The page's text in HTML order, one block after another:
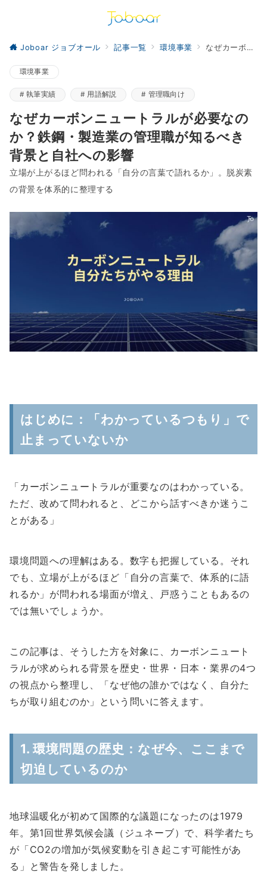
Joboar ジョブオール 記事一覧 環境事業 なぜカーボンニュートラルが必要なのか？鉄鋼・製造業の管理職が知るべき背景と自社への影響
環境事業
執筆実績 用語解説 管理職向け
なぜカーボンニュートラルが必要なの
か？鉄鋼・製造業の管理職が知るべき
背景と自社への影響
立場が上がるほど問われる「自分の言葉で語れるか」。脱炭素
の背景を体系的に整理する
はじめに：「わかっているつもり」で
止まっていないか
「カーボンニュートラルが重要なのはわかっている。
ただ、改めて問われると、どこから話すべきか迷うこ
とがある」
環境問題への理解はある。数字も把握している。それ
でも、立場が上がるほど「自分の言葉で、体系的に語
れるか」が問われる場面が増え、戸惑うこともあるの
では無いでしょうか。
この記事は、そうした方を対象に、カーボンニュート
ラルが求められる背景を歴史・世界・日本・業界の4つ
の視点から整理し、「なぜ他の誰かではなく、自分た
ちが取り組むのか」という問いに答えます。
1. 環境問題の歴史：なぜ今、ここまで
切迫しているのか
地球温暖化が初めて国際的な議題になったのは1979
年。第1回世界気候会議（ジュネーブ）で、科学者たち
が「CO2の増加が気候変動を引き起こす可能性があ
る」と警告を発しました。